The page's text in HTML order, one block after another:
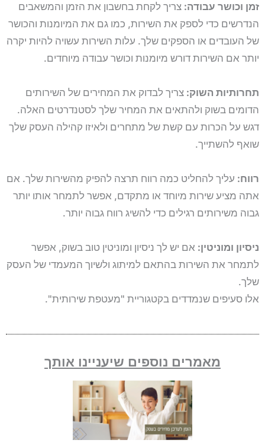
זמן וכושר עבודה: צריך לקחת בחשבון את הזמן והמשאבים
הנדרשים כדי לספק את השירות, כמו גם את המיומנות והכושר
של העובדים או הספקים שלך. עלות השירות עשויה להיות יקרה
יותר אם השירות דורש מיומנות וכושר עבודה מיוחדים.
תחרותיות השוק: צריך לבדוק את המחירים של השירותים
הדומים בשוק ולהתאים את המחיר שלך לסטנדרטים האלה.
דגש על הכרות עם קשת של מתחרים ולאיזו קהילה העסק שלך
שואף להשתייך.
רווח: עליך להחליט כמה רווח תרצה להפיק מהשירות שלך. אם
אתה מציע שירות מיוחד או מתקדם, אפשר לתמחר אותו יותר
גבוה משירותים רגילים כדי להשיג רווח גבוה יותר.
ניסיון ומוניטין: אם יש לך ניסיון ומוניטין טוב בשוק, אפשר
לתמחר את השירות בהתאם למיתוג ולשיוך המעמדי של העסק
שלך.
אלו סעיפים שנמדדים בקטגוריית "מעטפת שירותית".
מאמרים נוספים שיעניינו אותך